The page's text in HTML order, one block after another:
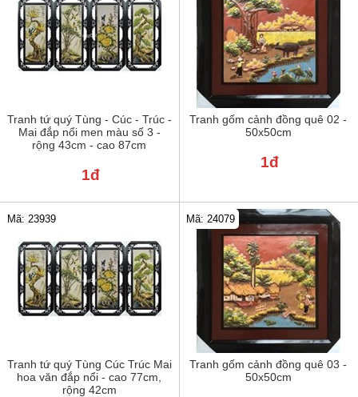
Tranh tứ quý Tùng - Cúc - Trúc -
Mai đắp nổi men màu số 3 -
rộng 43cm - cao 87cm
1đ
Tranh gốm cảnh đồng quê 02 -
50x50cm
1đ
Tranh tứ quý Tùng Cúc Trúc Mai
hoa văn đắp nổi - cao 77cm,
rộng 42cm
Mã: 23939
Tranh gốm cảnh đồng quê 03 -
50x50cm
Mã: 24079